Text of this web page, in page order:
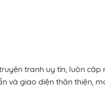
tranh uy tín, luôn
và giao diện thân thiện,